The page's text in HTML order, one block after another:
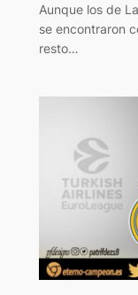
Aunque los de
se encontraron
resto…